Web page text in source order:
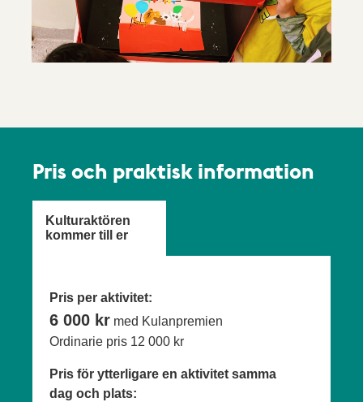
Pris och praktisk information
Kulturaktören
kommer till er
Pris per aktivitet:
6 000 kr med Kulanpremien
Ordinarie pris 12 000 kr
Pris för ytterligare en aktivitet samma
dag och plats: